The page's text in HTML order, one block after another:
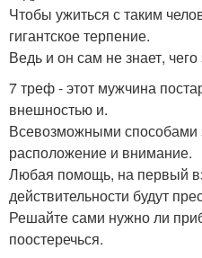
Чтобы ужиться с таким
гигантское терпение.
Ведь и он сам не знает, чего
7 треф - этот мужчина
внешностью и.
Всевозможными способами
расположение и внимание.
Любая помощь, на первый
действительности будут
Решайте сами нужно ли
поостеречься.